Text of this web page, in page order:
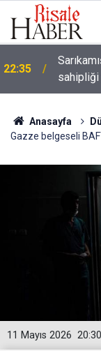
21:05
Anasayfa
Gazze belgeseli
20:30
11 Mayıs 2026